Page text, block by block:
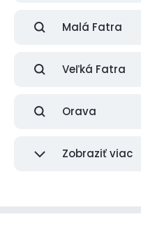
Malá Fatra
Veľká Fatra
Orava
Zobraziť viac